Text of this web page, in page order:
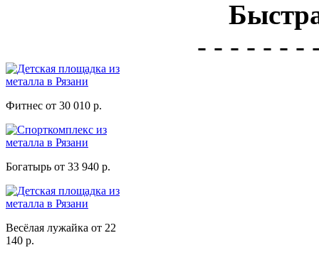
- - - - - - -
Фитнес от 30 010 р.
Богатырь от 33 940 р.
Весёлая лужайка от 22
140 р.